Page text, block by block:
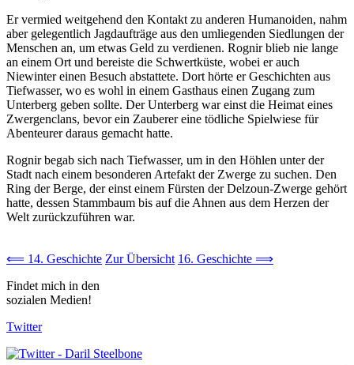
Er vermied weitgehend den Kontakt zu anderen Humanoiden, nahm
aber gelegentlich Jagdaufträge aus den umliegenden Siedlungen der
Menschen an, um etwas Geld zu verdienen. Rognir blieb nie lange
an einem Ort und bereiste die Schwertküste, wobei er auch
Niewinter einen Besuch abstattete. Dort hörte er Geschichten aus
Tiefwasser, wo es wohl in einem Gasthaus einen Zugang zum
Unterberg geben sollte. Der Unterberg war einst die Heimat eines
Zwergenclans, bevor ein Zauberer eine tödliche Spielwiese für
Abenteurer daraus gemacht hatte.
Rognir begab sich nach Tiefwasser, um in den Höhlen unter der
Stadt nach einem besonderen Artefakt der Zwerge zu suchen. Den
Ring der Berge, der einst einem Fürsten der Delzoun-Zwerge gehört
hatte, dessen Stammbaum bis auf die Ahnen aus dem Herzen der
Welt zurückzuführen war.
⟸ 14. Geschichte Zur Übersicht 16. Geschichte ⟹
Findet mich in den
sozialen Medien!
Twitter